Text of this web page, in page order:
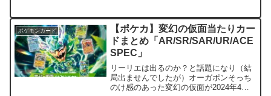
うです。 ※ Amazonポケモンセン
ターは稀に入荷します。...
ポケモンカード
【ポケカ】変幻の仮面当たりカー
ドまとめ「AR/SR/SAR/UR/ACE
SPEC」
リーリエは出るのか？と話題になり（結
局出ませんでしたが）オーガポンそっち
のけ感のあった変幻の仮面が2024年4月